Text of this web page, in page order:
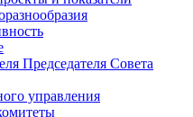
Председателя Совета
управления